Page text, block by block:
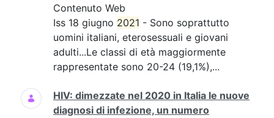
Contenuto Web
Iss 18 giugno 2021 - Sono soprattutto
uomini italiani, eterosessuali e giovani
adulti...Le classi di età maggiormente
rappresentate sono 20-24 (19,1%),...
HIV: dimezzate nel 2020 in Italia le nuove
diagnosi di infezione, un numero